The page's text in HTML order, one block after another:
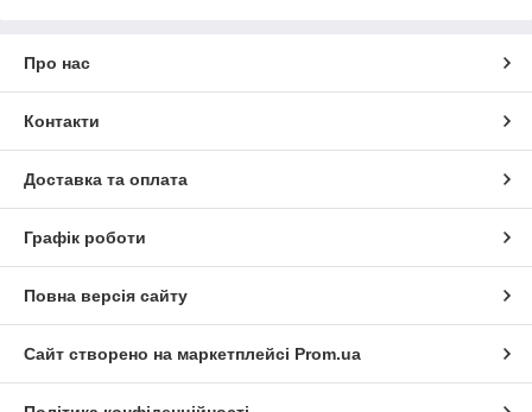
Про нас
Контакти
Доставка та оплата
Графік роботи
Повна версія сайту
Сайт створено на маркетплейсі Prom.ua